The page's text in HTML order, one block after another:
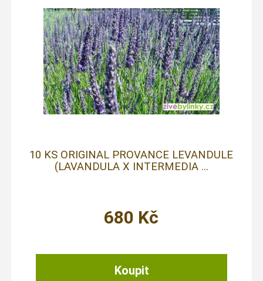
10 KS ORIGINAL PROVANCE LEVANDULE
(LAVANDULA X INTERMEDIA ...
680 Kč